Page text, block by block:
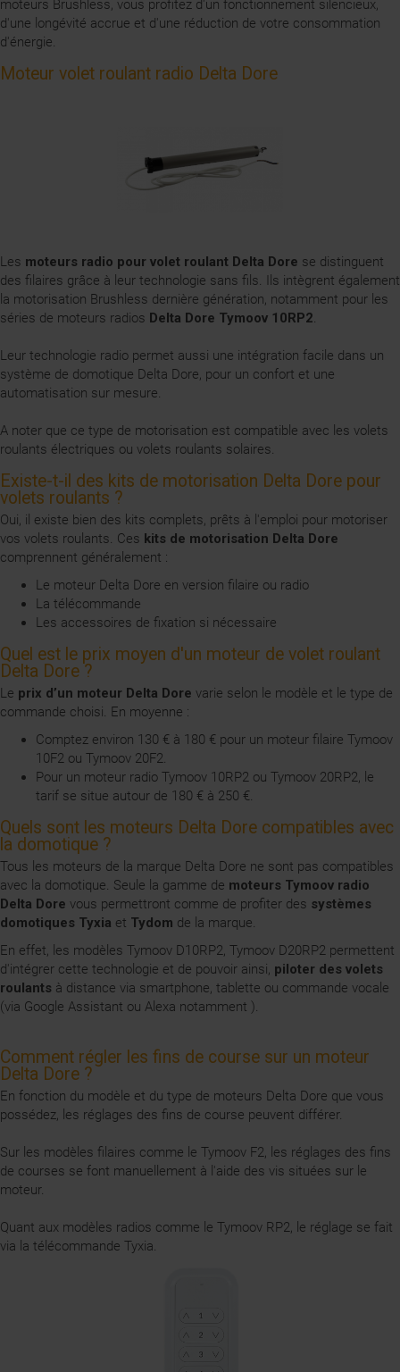
moteurs Brushless, vous profitez d'un fonctionnement silencieux,
d'une longévité accrue et d'une réduction de votre consommation
d'énergie.
Moteur volet roulant radio Delta Dore
Les moteurs radio pour volet roulant Delta Dore se distinguent
des filaires grâce à leur technologie sans fils. Ils intègrent également
la motorisation Brushless dernière génération, notamment pour les
séries de moteurs radios Delta Dore Tymoov 10RP2
Leur technologie radio permet aussi une intégration facile dans un
système de domotique Delta Dore, pour un confort et une
automatisation sur mesure.
A noter que ce type de motorisation est compatible avec les volets
roulants électriques ou volets roulants solaires.
Existe-t-il des kits de motorisation Delta Dore pour
volets roulants ?
Oui, il existe bien des kits complets, prêts à l'emploi pour motoriser
vos volets roulants. Ces kits de motorisation Delta Dore
comprennent généralement :
Le moteur Delta Dore en version filaire ou radio
La télécommande
Les accessoires de fixation si nécessaire
Quel est le prix moyen d'un moteur de volet roulant
Delta Dore ?
Le prix d’un moteur Delta Dore varie selon le modèle et le type de
commande choisi. En moyenne :
Comptez environ 130 € à 180 € pour un moteur filaire Tymoov
10F2 ou Tymoov 20F2.
Pour un moteur radio Tymoov 10RP2 ou Tymoov 20RP2, le
tarif se situe autour de 180 € à 250 €.
Quels sont les moteurs Delta Dore compatibles avec
la domotique ?
Tous les moteurs de la marque Delta Dore ne sont pas compatibles
avec la domotique. Seule la gamme de moteurs Tymoov radio
Delta Dore vous permettront comme de profiter des systèmes
domotiques Tyxia et Tydom de la marque.
En effet, les modèles Tymoov D10RP2, Tymoov D20RP2 permettent
d'intégrer cette technologie et de pouvoir ainsi, piloter des volets
roulants à distance via smartphone, tablette ou commande vocale
(via Google Assistant ou Alexa notamment ).
Comment régler les fins de course sur un moteur
Delta Dore ?
En fonction du modèle et du type de moteurs Delta Dore que vous
possédez, les réglages des fins de course peuvent différer.
Sur les modèles filaires comme le Tymoov F2, les réglages des fins
de courses se font manuellement à l'aide des vis situées sur le
moteur.
Quant aux modèles radios comme le Tymoov RP2, le réglage se fait
via la télécommande Tyxia.